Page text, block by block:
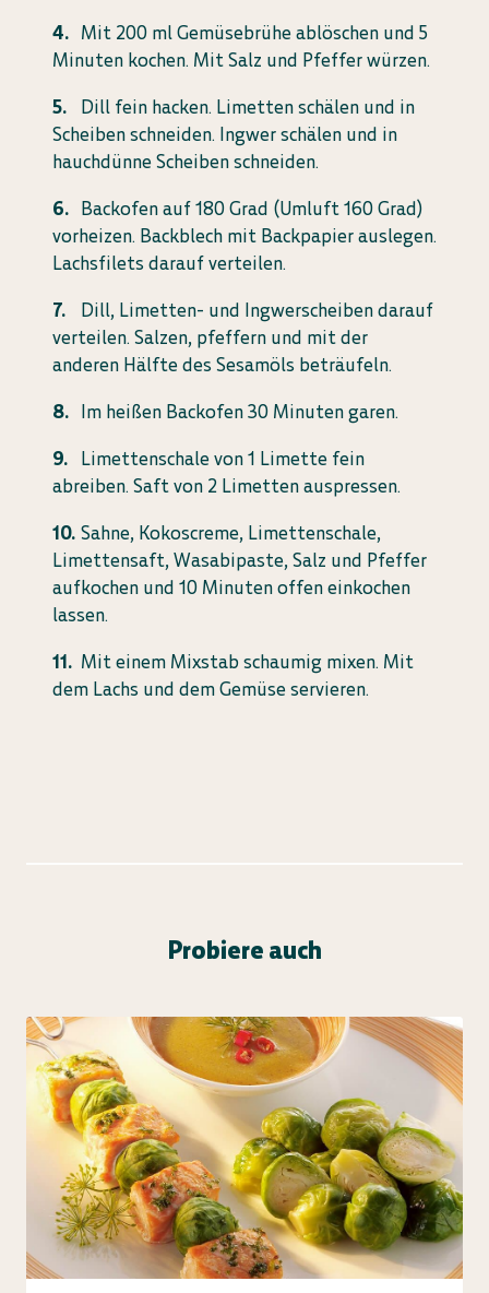
Mit 200 ml Gemüsebrühe ablöschen und 5
Minuten kochen. Mit Salz und Pfeffer würzen.
Dill fein hacken. Limetten schälen und in
Scheiben schneiden. Ingwer schälen und in
hauchdünne Scheiben schneiden.
Backofen auf 180 Grad (Umluft 160 Grad)
vorheizen. Backblech mit Backpapier auslegen.
Lachsfilets darauf verteilen.
Dill, Limetten- und Ingwerscheiben darauf
verteilen. Salzen, pfeffern und mit der
anderen Hälfte des Sesamöls beträufeln.
Im heißen Backofen 30 Minuten garen.
Limettenschale von 1 Limette fein
abreiben. Saft von 2 Limetten auspressen.
Sahne, Kokoscreme, Limettenschale,
Limettensaft, Wasabipaste, Salz und Pfeffer
aufkochen und 10 Minuten offen einkochen
lassen.
Mit einem Mixstab schaumig mixen. Mit
dem Lachs und dem Gemüse servieren.
Probiere auch